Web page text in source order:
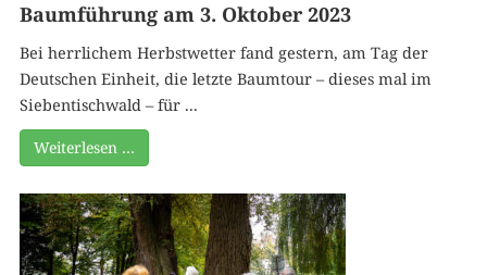
Baumführung am 3. Oktober 2023
Bei herrlichem Herbstwetter fand gestern, am Tag der
Deutschen Einheit, die letzte Baumtour – dieses mal im
Siebentischwald – für ...
Weiterlesen …